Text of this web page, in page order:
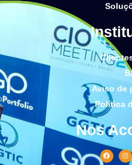
Aviso de
Política
Nos